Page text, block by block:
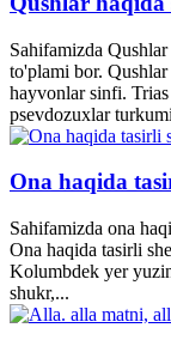
Sahifamizda
to'plami bor.
hayvonlar sinfi.
psevdozuxlar
Ona haqida
Sahifamizda ona
Ona haqida tasirli
Kolumbdek yer
shukr,...